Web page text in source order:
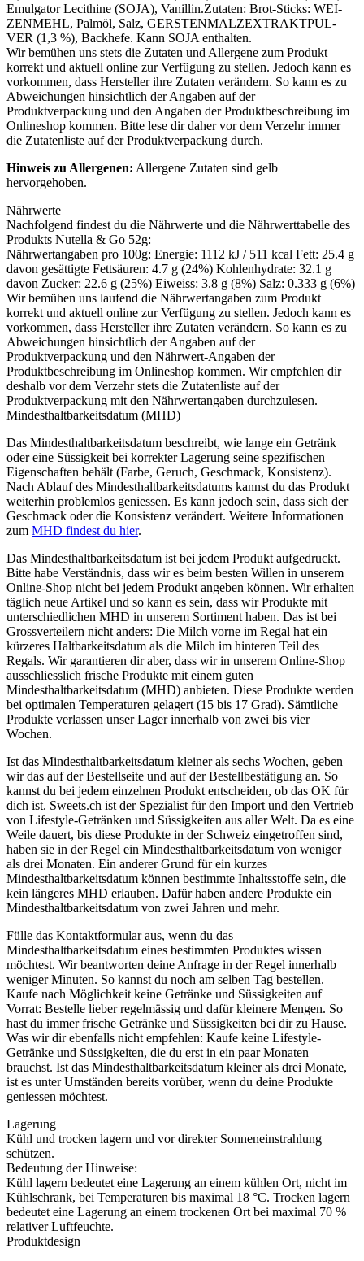
Emul­ga­tor Leci­thi­ne (SOJA), Vanillin.Zutaten: Brot-Sticks: WEI­
ZEN­MEHL, Palm­öl, Salz, GERS­TEN­MALZ­EX­TRAKT­PUL­
VER (1,3 %), Back­he­fe. Kann SOJA enthalten.
Wir bemühen uns stets die Zutaten und Allergene zum Produkt
korrekt und aktuell online zur Verfügung zu stellen. Jedoch kann es
vorkommen, dass Hersteller ihre Zutaten verändern. So kann es zu
Abweichungen hinsichtlich der Angaben auf der
Produktverpackung und den Angaben der Produktbeschreibung im
Onlineshop kommen. Bitte lese dir daher vor dem Verzehr immer
die Zutatenliste auf der Produktverpackung durch.
Hinweis zu Allergenen: Allergene Zutaten sind gelb
hervorgehoben.
Nährwerte
Nachfolgend findest du die Nährwerte und die Nährwerttabelle des
Produkts Nutella & Go 52g:
Nähr­wert­an­ga­ben pro 100g: Ener­gie: 1112 kJ / 511 kcal Fett: 25.4 g
davon gesät­tig­te Fett­säu­ren: 4.7 g (24%) Koh­len­hy­dra­te: 32.1 g
davon Zucker: 22.6 g (25%) Eiweiss: 3.8 g (8%) Salz: 0.333 g (6%)
Wir bemühen uns laufend die Nährwertangaben zum Produkt
korrekt und aktuell online zur Verfügung zu stellen. Jedoch kann es
vorkommen, dass Hersteller ihre Zutaten verändern. So kann es zu
Abweichungen hinsichtlich der Angaben auf der
Produktverpackung und den Nährwert-Angaben der
Produktbeschreibung im Onlineshop kommen. Wir empfehlen dir
deshalb vor dem Verzehr stets die Zutatenliste auf der
Produktverpackung mit den Nährwertangaben durchzulesen.
Mindesthaltbarkeitsdatum (MHD)
Das Mindesthaltbarkeitsdatum beschreibt, wie lange ein Getränk
oder eine Süssigkeit bei korrekter Lagerung seine spezifischen
Eigenschaften behält (Farbe, Geruch, Geschmack, Konsistenz).
Nach Ablauf des Mindesthaltbarkeitsdatums kannst du das Produkt
weiterhin problemlos geniessen. Es kann jedoch sein, dass sich der
Geschmack oder die Konsistenz verändert. Weitere Informationen
zum MHD findest du hier.
Das Mindesthaltbarkeitsdatum ist bei jedem Produkt aufgedruckt.
Bitte habe Verständnis, dass wir es beim besten Willen in unserem
Online-Shop nicht bei jedem Produkt angeben können. Wir erhalten
täglich neue Artikel und so kann es sein, dass wir Produkte mit
unterschiedlichen MHD in unserem Sortiment haben. Das ist bei
Grossverteilern nicht anders: Die Milch vorne im Regal hat ein
kürzeres Haltbarkeitsdatum als die Milch im hinteren Teil des
Regals. Wir garantieren dir aber, dass wir in unserem Online-Shop
ausschliesslich frische Produkte mit einem guten
Mindesthaltbarkeitsdatum (MHD) anbieten. Diese Produkte werden
bei optimalen Temperaturen gelagert (15 bis 17 Grad). Sämtliche
Produkte verlassen unser Lager innerhalb von zwei bis vier
Wochen.
Ist das Mindesthaltbarkeitsdatum kleiner als sechs Wochen, geben
wir das auf der Bestellseite und auf der Bestellbestätigung an. So
kannst du bei jedem einzelnen Produkt entscheiden, ob das OK für
dich ist. Sweets.ch ist der Spezialist für den Import und den Vertrieb
von Lifestyle-Getränken und Süssigkeiten aus aller Welt. Da es eine
Weile dauert, bis diese Produkte in der Schweiz eingetroffen sind,
haben sie in der Regel ein Mindesthaltbarkeitsdatum von weniger
als drei Monaten. Ein anderer Grund für ein kurzes
Mindesthaltbarkeitsdatum können bestimmte Inhaltsstoffe sein, die
kein längeres MHD erlauben. Dafür haben andere Produkte ein
Mindesthaltbarkeitsdatum von zwei Jahren und mehr.
Fülle das Kontaktformular aus, wenn du das
Mindesthaltbarkeitsdatum eines bestimmten Produktes wissen
möchtest. Wir beantworten deine Anfrage in der Regel innerhalb
weniger Minuten. So kannst du noch am selben Tag bestellen.
Kaufe nach Möglichkeit keine Getränke und Süssigkeiten auf
Vorrat: Bestelle lieber regelmässig und dafür kleinere Mengen. So
hast du immer frische Getränke und Süssigkeiten bei dir zu Hause.
Was wir dir ebenfalls nicht empfehlen: Kaufe keine Lifestyle-
Getränke und Süssigkeiten, die du erst in ein paar Monaten
brauchst. Ist das Mindesthaltbarkeitsdatum kleiner als drei Monate,
ist es unter Umständen bereits vorüber, wenn du deine Produkte
geniessen möchtest.
Lagerung
Kühl und trocken lagern und vor direkter Sonneneinstrahlung
schützen.
Bedeutung der Hinweise:
Kühl lagern bedeutet eine Lagerung an einem kühlen Ort, nicht im
Kühlschrank, bei Temperaturen bis maximal 18 °C. Trocken lagern
bedeutet eine Lagerung an einem trockenen Ort bei maximal 70 %
relativer Luftfeuchte.
Produktdesign